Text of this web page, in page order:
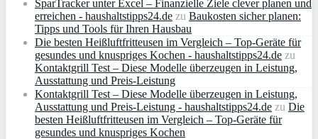
SparTracker unter Excel – Finanzielle Ziele clever planen und
erreichen - haushaltstipps24.de zu Baukosten sicher planen:
Tipps und Tools für Ihren Hausbau
Die besten Heißluftfritteusen im Vergleich – Top-Geräte für
gesundes und knuspriges Kochen - haushaltstipps24.de zu
Kontaktgrill Test – Diese Modelle überzeugen in Leistung,
Ausstattung und Preis-Leistung
Kontaktgrill Test – Diese Modelle überzeugen in Leistung,
Ausstattung und Preis-Leistung - haushaltstipps24.de zu Die
besten Heißluftfritteusen im Vergleich – Top-Geräte für
gesundes und knuspriges Kochen